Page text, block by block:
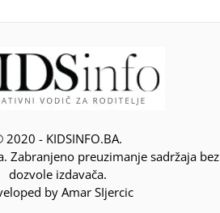
2020 - KIDSINFO.BA.
Zabranjeno preuzimanje sadržaja bez
dozvole izdavača.
by Amar SIjercic